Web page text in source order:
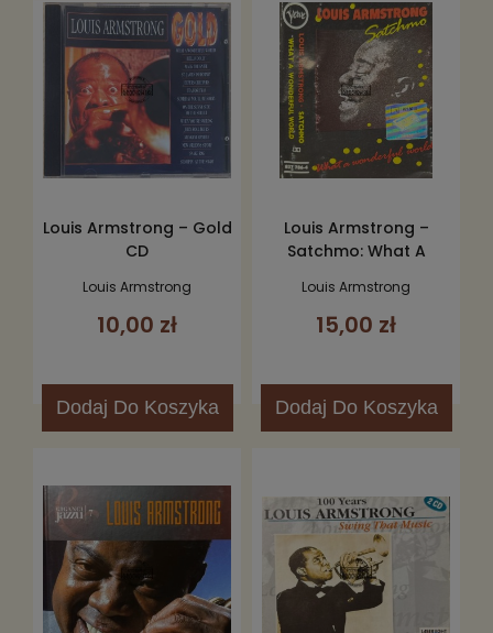
Louis Armstrong – Gold
CD
Louis Armstrong
10,00 zł
Dodaj Do Koszyka
Louis Armstrong –
Satchmo: What A
Louis Armstrong
15,00 zł
Dodaj Do Koszyka